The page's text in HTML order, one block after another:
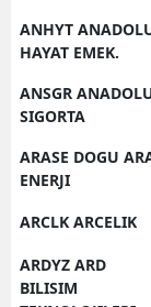
ANHYT
HAYAT EMEK.
ANSGR
SIGORTA
ARASE DOGU
ENERJI
ARCLK ARCELIK
ARDYZ ARD
BILISIM